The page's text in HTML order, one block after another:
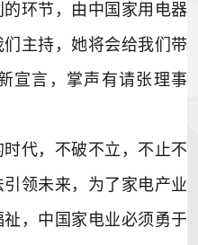
环节，由中国家用电器
主持，她将会给我们带
宣言，掌声有请张理事
代，不破不立，不止不
领未来，为了家电产业
，中国家电业必须勇于